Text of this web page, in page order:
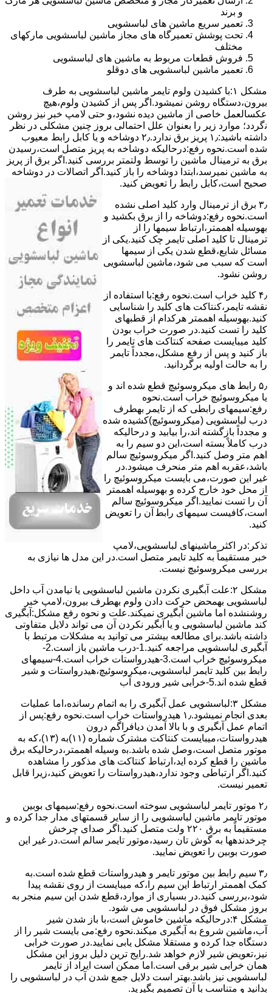
و برند
تعمیر سریع ماشین های لباسشویی
تحت پوشش تعمیرگاه های مجاز ماشین لباسشویی مارکهای
مختلف
فروش قطعات مربوط به ماشین های لباسشویی
تعمیر ماشین لباسشویی های دوقلو
مشکل ۱:ﺑﺎ ﮐﺸﯿﺪن وﻟﻮم ﺗﺎﯾﻤﺮ ماشین لباسشویی به طرف
ﺑﯿﺮون،دستگاه روﺷﻦ نمیشود.اﮔﺮ ﭘﺲ از ﮐﺸﯿﺪن وﻟﻮم،ﻫﯿﭻ
عکسالعمل ﺧﺎﺻﯽ از ﻣﺎﺷﯿﻦ دﯾﺪه نشود،و حتی ﻻﻣﭗ ﺧﺒﺮ ﻧﯿﺰ روﺷﻦ
ﻧگردد؛ موارد زیر را بعنوان ﻋﻠﻞ احتمالی بروز چنین مشکلی در نظر
داشته باشید:۱٫ ﭘﺮﯾﺰ ﺑﺮق ﻧﺪارد.۲٫ دوﺷﺎﺧﻪ و ﯾﺎ ﮐﺎﺑﻞ راﺑﻂ ﻣﻌﯿﻮب
ﺷﺪه است.نحوه رفع:درحالیکه دوﺷﺎﺧﻪ ﺑﻪ ﭘﺮﯾﺰ ﻣﺘﺼﻞ اﺳﺖ،رﺳﯿﺪن
ﺑﺮق ﺑﻪ ﺗﺮﻣﯿﻨﺎل ﻣﺎﺷﯿﻦ را ﺗﻮﺳﻂ ولتمتر بررسی ﮐﻨﯿﺪ.اﮔﺮ ﺑﺮق از ﭘﺮﯾﺰ
ﺑﻪ ﻣﺎﺷﯿﻦ نمیرسد،اﺑﺘﺪا دوشاخه را باز کنید.اﮔﺮ اﺗﺼﺎﻻت در دوشاخه
ﺻﺤﯿﺢ اﺳﺖ،ﮐﺎﺑﻞ راﺑﻂ را ﺗﻌﻮﯾﺾ کنید.
۳٫ ﺑﺮق از ﺗﺮﻣﯿﻨﺎل وارد ﮐﻠﯿﺪ اﺻﻠﯽ ﻧﺸﺪه
است.نحوه رﻓﻊ:دوشاخه را از ﺑﺮق بکشید و
بهوسیله اهممتر،ارﺗﺒﺎط سیمها را از
ﺗﺮﻣﯿﻨﺎل ﺗﺎ ﮐﻠﯿﺪ اﺻﻠﯽ ﺗﺎﯾﻤﺮ چک کنید.یکی از
مسائل شایع،ﻗﻄﻊ شدن ﯾﮑﯽ از سیمها
است که سبب می شود،ﻣﺎﺷﯿﻦ لباسشویی
روﺷﻦ نشود.
۴٫ ﮐﻠﯿﺪ ﺧﺮاب اﺳﺖ.نحوه رفع:ﺑﺎ اﺳﺘﻔﺎده از
ﻧﻘﺸﻪ ﺗﺎﯾﻤﺮ،ﮐﻨﺘﺎﮐﺖ ﻫﺎی ﮐﻠﯿﺪ را ﺷﻨﺎﺳﺎﯾﯽ
کنید.بهوسیله اهممتر هرکدام از قطبهای
ﮐﻠﯿﺪ را ﺗﺴﺖ ﮐﻨﯿﺪ.در ﺻﻮرت ﺧﺮاب ﺑﻮدن
ﮐﻠﯿﺪ میبایست ﺻﻔﺤﻪ ﮐﻨﺘﺎﮐﺖ ﻫﺎی ﺗﺎﯾﻤﺮ را
باز کنید و ﭘﺲ از رﻓﻊ مشکل،مجدداً ﺗﺎﯾﻤﺮ
را به حالت اوﻟﯿﻪ برگردانید.
۵٫ رابط های ﻣﯿﮑﺮوﺳﻮﺋﯿﭻ ﻗﻄﻊ شده اند و
ﯾﺎ ﻣﯿﮑﺮوﺳﻮﺋﯿﭻ ﺧﺮاب اﺳﺖ.نحوه
رفع:سیمهای راﺑﻄﯽ ﮐﻪ از ﺗﺎﯾﻤﺮ بهطرف
درب لباسشویی (ﻣﯿﮑﺮوﺳﻮﺋﯿﭻ)کشیده شده
و مجدداً بازگشته اند،را ﺑﯿﺎﺑﯿﺪ و درحالیکه
درب کاملاً ﺑﺴﺘﻪ اﺳﺖ،اﯾﻦ دو ﺳﯿﻢ را ﺑﻪ
اﻫﻢ ﻣﺘﺮ وصل کنید.اﮔﺮ ﻣﯿﮑﺮوﺳﻮﺋﯿﭻ ﺳﺎﻟﻢ
ﺑﺎﺷﺪ،ﻋﻘﺮﺑﻪ اهم متر ﻣﻨﺤﺮف میشود.در
ﻏﯿﺮ اﯾﻦ ﺻﻮرت،می بایست ﻣﯿﮑﺮوﺳﻮﺋﯿﭻ را
از ﻣﺤﻞ خود ﺧﺎرج کرده و بهوسیله اهممتر
آن را ﺗﺴﺖ ﻧﻤﺎﯾﯿﺪ.اﮔﺮ ﻣﯿﮑﺮوﺳﻮﺋﯿﭻ ﺳﺎﻟﻢ
اﺳﺖ،ﮐﺎﻓﯿﺴﺖ سیمهای راﺑﻄ آن را ﺗﻌﻮﯾﺾ
کنید.
ﺗﺬﮐﺮ:در اﮐﺜﺮ ماشینهای لباسشویی،ﻻﻣﭗ
ﺧﺒﺮ مستقیماً ﺑﻪ ﮐﻠﯿﺪ ﺗﺎﯾﻤﺮ ﻣﺘﺼﻞ اﺳﺖ.در اﯾﻦ مدل ها ﻧﯿﺎزی ﺑﻪ
بررسی ﻣﯿﮑﺮوﺳﻮﺋﯿﭻ نیست.
مشکل ۲:علت آبگیری نکردن ماشین لباسشویی یا نیامدن آب داخل
لباسشویی بهمحض ﺣﺮﮐﺖ دادن وﻟﻮم بهطرف ﺑﯿﺮون،ﻻﻣﭗ ﺧﺒﺮ
روشنشده اﻣﺎ ﻣﺎﺷﯿﻦ آﺑﮕﯿﺮی نمیکند.ﻋﻠﺖ و نحوه رﻓﻊ مشکل:آبگیری
کند ماشین لباسشویی و یا آبگیر نکردن آن می تواند دلایل متفاوتی
داشته باشد.برای مطالعه بیشتر می توانید به مشکلات مرتبط با
آبگیری لباسشویی مراجعه کنید.1-درب ﻣﺎﺷﯿﻦ ﺑﺎز اﺳﺖ.2-
ﻣﯿﮑﺮوﺳﻮﺋﯿﭻ ﺧﺮاب اﺳﺖ.3-ﻫﯿﺪرواﺳﺘﺎت ﺧﺮاب اﺳﺖ.4-سیمهای
راﺑﻂ ﺑﯿﻦ ﮐﻠﯿﺪ ﺗﺎﯾﻤﺮ لباسشویی،ﻣﯿﮑﺮوﺳﻮﺋﯿﭻ،ﻫﯿﺪرواﺳﺘﺎت و ﺷﯿﺮ
ﻗﻄﻊ ﺷﺪه اند.5-خرابی شیر ورودی آب
مشکل ۳:لباسشویی ﻋﻤﻞ آﺑﮕﯿﺮی را ﺑﻪ اﺗﻤﺎم رﺳﺎﻧﺪه،اﻣﺎ ﻋﻤﻠﯿﺎت
ﺑﻌﺪی اﻧﺠﺎم نمیشود.۱٫ ﻫﯿﺪرواﺳﺘﺎت ﺧﺮاب اﺳﺖ.نحوه رﻓﻊ:ﭘﺲ از
اﺗﻤﺎم عمل آﺑﮕﯿﺮی و ﺑﺎ ﺑﺎﻻ آﻣﺪن دﯾﺎﻓﺮاﮔﻢ درون
ﻫﯿﺪرواﺳﺘﺎت،میبایست ﮐﻨﺘﺎﮐﺖ ﻣﺸﺘﺮک شماره (۱۱)به (۱۳)،ﮐﻪ ﺑﻪ
ﻣﻮﺗﻮر ﻣﺘﺼﻞ اﺳﺖ،وﺻﻞ ﺷﺪه ﺑﺎﺷﺪ.ﺑه وسیله اهممتر،درحالیکه ﺑﺮق
ﻣﺎﺷﯿﻦ را ﻗﻄﻊ کرده اید،ارﺗﺒﺎط ﮐﻨﺘﺎﮐﺖ ﻫﺎی ﻣﺬﮐﻮر را ﻣﺸﺎﻫﺪه
کنید.اﮔﺮ ارﺗﺒﺎطی وجود ندارد،ﻫﯿﺪرواﺳﺘﺎت را ﺗﻌﻮﯾﺾ ﮐﻨﯿﺪ،زﯾﺮا قابل
ﺗﻌﻤﯿﺮ نیست.
۲٫ ﻣﻮﺗﻮر ﺗﺎﯾﻤﺮ لباسشویی ﺳﻮﺧﺘﻪ اﺳﺖ.نحوه رﻓﻊ:سیمهای ﺑﻮﺑﯿﻦ
ﻣﻮﺗﻮر ﺗﺎﯾﻤﺮ ماشین لباسشویی را از ﺳﺎﯾﺮ قسمتهای ﻣﺪار ﺟﺪا کرده و
مستقیماً ﺑﻪ برق ۲۲۰ وﻟﺖ ﻣﺘﺼﻞ کنید.اﮔﺮ ﺻﺪای ﭼﺮﺧﺶ
چرخدندهها به گوش تان رﺳﯿﺪ،ﻣﻮﺗﻮر ﺗﺎﯾﻤﺮ ﺳﺎﻟﻢ اﺳﺖ.در ﻏﯿﺮ اﯾﻦ
ﺻﻮرت ﺑﻮﺑﯿﻦ را ﺗﻌﻮﯾﺾ ﻧﻤﺎﯾﯿﺪ.
۳٫ ﺳﯿﻢ راﺑﻂ ﺑﯿﻦ ﻣﻮﺗﻮر ﺗﺎﯾﻤﺮ و ﻫﯿﺪرواﺳﺘﺎت ﻗﻄﻊ ﺷﺪه اﺳﺖ.به
کمک اهممتر ارﺗﺒﺎط اﯾﻦ ﺳﯿﻢ را،ﮐﻪ میبایست از روی ﻧﻘﺸﻪ ﭘﯿﺪا
ﺷﻮد،بررسی ﮐﻨﯿﺪ.در ﺑﺴﯿﺎری از موارد،ﻗﻄﻊ ﺷﺪن اﯾﻦ ﺳﯿﻢ ﻣﻨﺠﺮ ﺑﻪ
ﺑﺮوز مشکل ﻓﻮق در لباسشویی می شود.
مشکل ۴:درحالیکه ﻣﺎﺷﯿﻦ ﺧﺎﻣﻮش اﺳﺖ،ﺑﺎ ﺑﺎز ﺷﺪن ﺷﯿﺮ
آب،ﻣﺎﺷﯿﻦ ﺷﺮوع ﺑﻪ آﺑﮕﯿﺮی میکند.نحوه رﻓﻊ:می بایست ﺷﯿﺮ را از
دستگاه جدا کرده و مستقلا مشکل یابی نمایید.در صورت خرابی
نیز،تعویض شیر لازم خواهد شد.رایج ترین دلیل بروز این مشکل
همان خرابی شیر برقی است.اما ممکن است ایراد از تایمر
لباسشویی نیز باشد.بهتر است دلایل جمع شدن آب در لباسشویی را
بدانید و متناسب با آن تصمیم بگیرید.